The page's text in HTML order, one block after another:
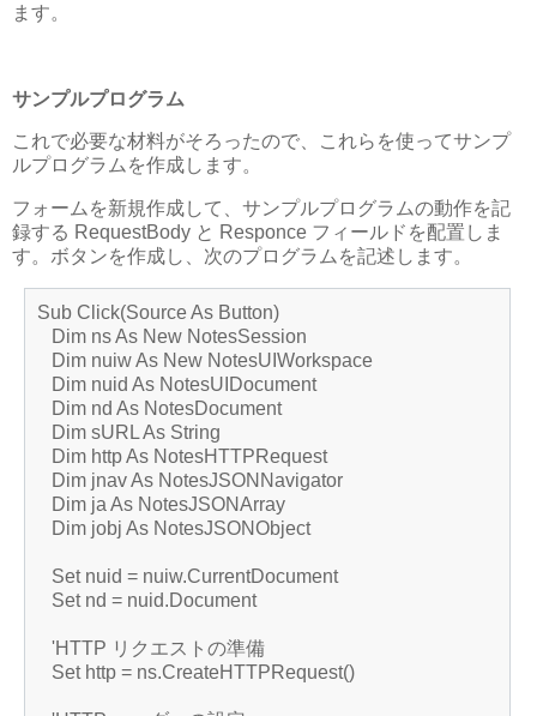
ます。
サンプルプログラム
これで必要な材料がそろったので、これらを使ってサンプ
ルプログラムを作成します。
フォームを新規作成して、サンプルプログラムの動作を記
録する RequestBody と Responce フィールドを配置しま
す。ボタンを作成し、次のプログラムを記述します。
Sub Click(Source As Button)
Dim ns As New NotesSession
Dim nuiw As New NotesUIWorkspace
Dim nuid As NotesUIDocument
Dim nd As NotesDocument
Dim sURL As String
Dim http As NotesHTTPRequest
Dim jnav As NotesJSONNavigator
Dim ja As NotesJSONArray
Dim jobj As NotesJSONObject
Set nuid = nuiw.CurrentDocument
Set nd = nuid.Document
'HTTP リクエストの準備
Set http = ns.CreateHTTPRequest()